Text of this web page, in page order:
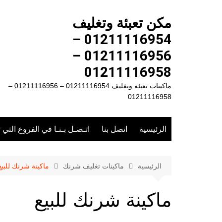
مكن تعبئة وتغليف
01211116954 –
01211116956 –
01211116958
ماكينات تعبئة وتغليف 01211116954 – 01211116956 –
01211116958
الرئيسية اتصل بنا اتـصـل بـنـا في الفروع
الرئيسية ماكينات تغليف شرنك ماكينة شرنك
ماكينة شرنك للبيع